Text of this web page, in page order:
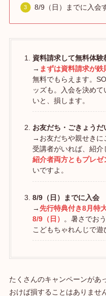
8/9（日）までに入会
資料請求して無料体験
→ まずは資料請求が鉄
無料でもらえます。
ッズも。入会を決め
いと、損します。
お友だち・ごきょう
→お友だちや親せきに
受講者がいれば、紹介
紹介者両方ともプレゼ
いですよ。
8/9（日）までに入会
→先行特典付き8月特
8/9（日）
。暑さでお
こどもちゃれんじで遊
たくさんのキャンペーンがあ
おけば損することはありませ